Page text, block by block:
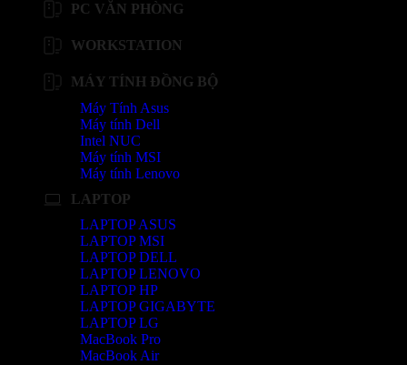
PC VĂN PHÒNG
WORKSTATION
MÁY TÍNH ĐỒNG BỘ
Máy Tính Asus
Máy tính Dell
Intel NUC
Máy tính MSI
Máy tính Lenovo
LAPTOP
LAPTOP ASUS
LAPTOP MSI
LAPTOP DELL
LAPTOP LENOVO
LAPTOP HP
LAPTOP GIGABYTE
LAPTOP LG
MacBook Pro
MacBook Air